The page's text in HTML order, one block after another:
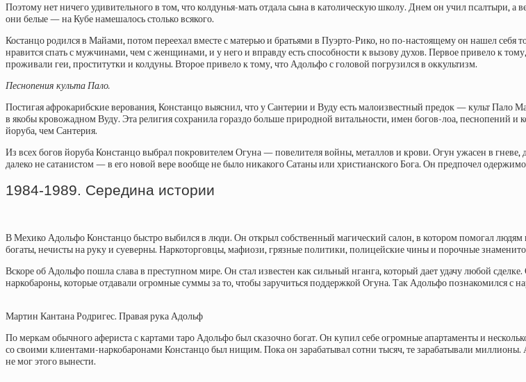
Поэтому нет ничего удивительного в том, что колдунья-мать отдала сына в католическую школу. Днем он учил псалтыри,
они белые — на Кубе намешалось столько всякого.
Костанцо родился в Майами, потом переехал вместе с матерью и братьями в Пуэрто-Рико, но по-настоящему он нашел
нравится спать с мужчинами, чем с женщинами, и у него и вправду есть способности к вызову духов. Первое привело к
проживали геи, проститутки и колдуны. Второе привело к тому, что Адольфо с головой погрузился в оккультизм.
Песнопения культа Пало.
Постигая афрокарибские верования, Констанцо выяснил, что у Сантерии и Вуду есть малоизвестный предок — культПало
в якобы кровожадном Вуду. Эта религия сохранила гораздо больше природной витальности, имен богов-лоа, песнопений и
йоруба, чем Сантерия.
Из всех богов йоруба Констанцо выбрал покровителемОгуна— повелителя войны, металлов и крови. Огун ужасен в гневе,
далеко не сатанистом — в его новой вере вообще не было никакого Сатаны или христианского Бога. Он предпочел
1984-1989. Середина истории
В Мехико Адольфо Констанцо быстро выбился в люди. Он открыл собственный магический салон, в котором помогал людям
богаты, нечисты на руку и суеверны. Наркоторговцы, мафиози, грязные политики, полицейские чины и порочные
Вскоре об Адольфо пошла слава в преступном мире. Он стал известен как сильный нганга, который дает удачу любой
наркобароны, которые отдавали огромные суммы за то, чтобы заручиться поддержкой Огуна. Так Адольфо познакомился с
Мартин Кантана Родригес. Правая рука Адольф
По меркам обычного афериста с картами таро Адольфо был сказочно богат. Он купил себе огромные апартаменты и
со своими клиентами-наркобаронами Констанцо был нищим. Пока он зарабатывал сотни тысяч, те зарабатывали
не мог этого вынести.